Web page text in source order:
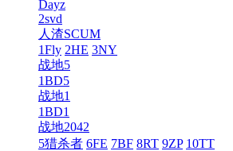
Dayz
2svd
人渣SCUM
1Fly 2HE 3NY
战地5
1BD5
战地1
1BD1
战地2042
5猎杀者 6FE 7BF 8RT 9ZP 10TT